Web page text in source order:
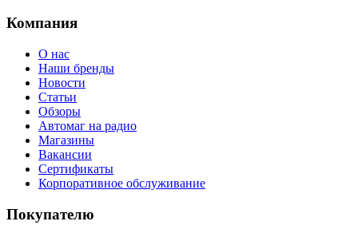
Компания
О нас
Наши бренды
Новости
Статьи
Обзоры
Автомаг на радио
Магазины
Вакансии
Сертификаты
Корпоративное обслуживание
Покупателю